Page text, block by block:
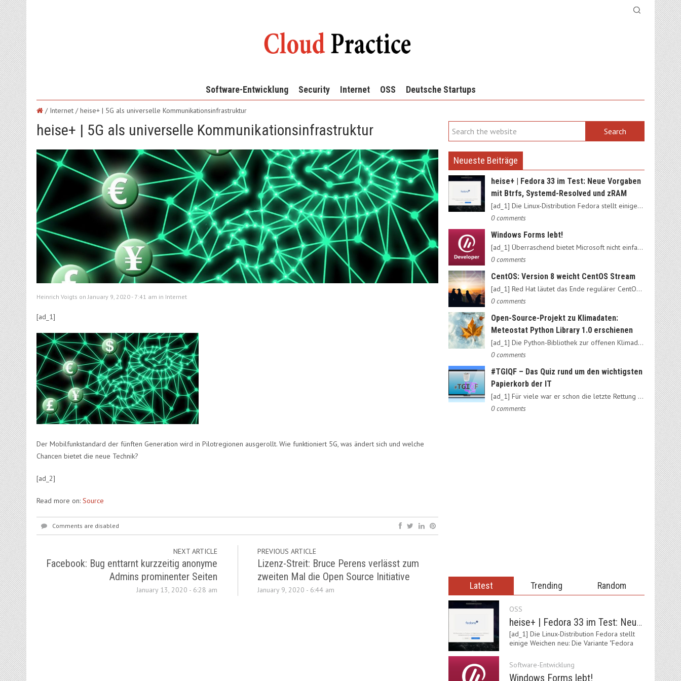
Software-Entwicklung Security Internet OSS Deutsche Startups
/ Internet /heise+ | 5G als universelle Kommunikationsinfrastruktur
heise+ | 5G als universelle Kommunikationsinfrastruktur
Heinrich Voigts on January 9, 2020 - 7:41 am in Internet
[ad_1]
Der Mobilfunkstandard der fünften Generation wird in Pilotregionen ausgerollt. Wie funktioniert 5G, was ändert sich und welche
Chancen bietet die neue Technik?
[ad_2]
Read more on: Source
Comments are disabled
NEXT ARTICLE
Facebook: Bug enttarnt kurzzeitig anonyme
Admins prominenter Seiten
January 13, 2020 - 6:28 am
PREVIOUS ARTICLE
Lizenz-Streit: Bruce Perens verlässt zum
zweiten Mal die Open Source Initiative
January 9, 2020 - 6:44 am
Neueste Beiträge
heise+ | Fedora 33 im Test: Neue Vorgaben
mit Btrfs, Systemd-Resolved und zRAM
[ad_1] Die Linux-Distribution Fedora stellt einige Weichen neu:…
0 comments
Windows Forms lebt!
[ad_1] Überraschend bietet Microsoft nicht einfach das alte…
0 comments
CentOS: Version 8 weicht CentOS Stream
[ad_1] Red Hat läutet das Ende regulärer CentOS-Ausgaben ein:…
0 comments
Open-Source-Projekt zu Klimadaten:
Meteostat Python Library 1.0 erschienen
[ad_1] Die Python-Bibliothek zur offenen Klimadatenbank Meteostat…
0 comments
#TGIQF – Das Quiz rund um den wichtigsten
Papierkorb der IT
[ad_1] Für viele war er schon die letzte Rettung vorm Daten-Nirvana:…
0 comments
Latest Trending Random
OSS
heise+ | Fedora 33 im Test: Neue Vorgaben mit Btrfs, Systemd-Resolved und zRAM
[ad_1] Die Linux-Distribution Fedora stellt
einige Weichen neu: Die Variante "Fedora
Software-Entwicklung
Windows Forms lebt!